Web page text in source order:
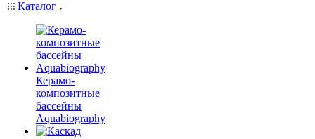
Каталог
Керамо-
композитные
бассейны
Aquabiography